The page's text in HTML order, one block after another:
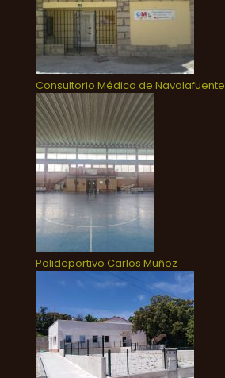
Consultorio Médico de Navalafuente
Polideportivo Carlos Muñoz